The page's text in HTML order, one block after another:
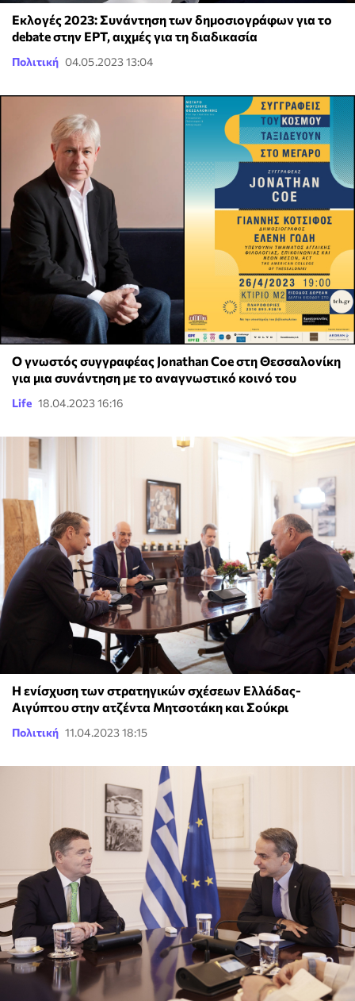
Εκλογές 2023: Συνάντηση των δημοσιογράφων για το
debate στην ΕΡΤ, αιχμές για τη διαδικασία
Πολιτική 04.05.2023 13:04
Ο γνωστός συγγραφέας Jonathan Coe στη Θεσσαλονίκη
για μια συνάντηση με το αναγνωστικό κοινό του
Life 18.04.2023 16:16
Η ενίσχυση των στρατηγικών σχέσεων Ελλάδας-
Αιγύπτου στην ατζέντα Μητσοτάκη και Σούκρι
Πολιτική 11.04.2023 18:15